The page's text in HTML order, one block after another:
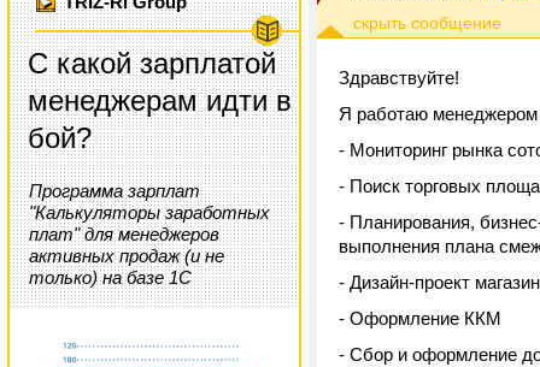
С какой зарплатой
менеджерам идти в
бой?
Программа зарплат
"Калькуляторы заработных
плат" для менеджеров
активных продаж (и не
только) на базе 1С
Здравствуйте!
Я работаю менеджером
- Мониторинг рынка
- Поиск торговых
- Планирования,
выполнения плана
- Дизайн-проект
- Оформление ККМ
- Сбор и оформление